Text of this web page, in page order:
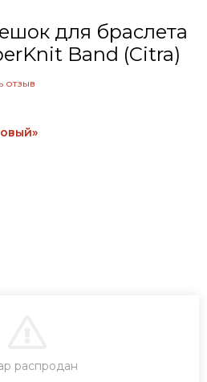
для браслета
Band​ (Citra)
отзыв
В ОДИН КЛИК
распродан